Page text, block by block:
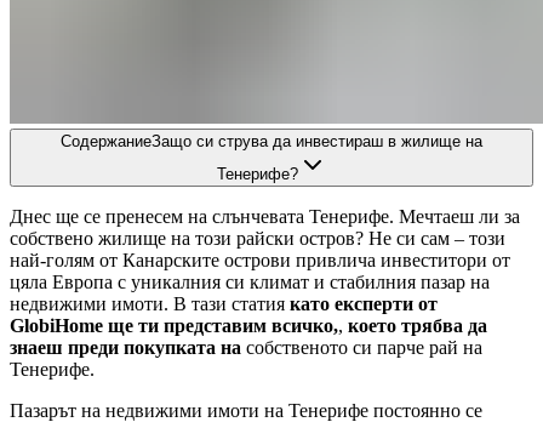
СодержаниеЗащо си струва да инвестираш в жилище на
Тенерифе?
Днес ще се пренесем на слънчевата Тенерифе. Мечтаеш ли за
собствено жилище на този райски остров? Не си сам – този
най-голям от Канарските острови привлича инвеститори от
цяла Европа с уникалния си климат и стабилния пазар на
недвижими имоти. В тази статия като експерти от
GlobiHome ще ти представим всичко,, което трябва да
знаеш преди покупката на собственото си парче рай на
Тенерифе.
Пазарът на недвижими имоти на Тенерифе постоянно се